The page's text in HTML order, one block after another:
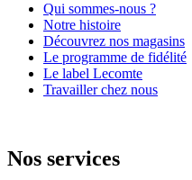
Qui sommes-nous ?
Notre histoire
Découvrez nos magasins
Le programme de fidélité
Le label Lecomte
Travailler chez nous
Nos services